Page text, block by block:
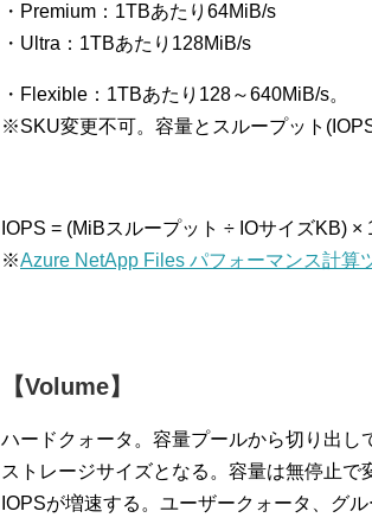
・Premium：1TBあたり64MiB/s
・Ultra：1TBあたり128MiB/s
・Flexible：1TBあたり128～640MiB/s。
※SKU変更不可。容量とスループット
IOPS = (MiBスループット ÷ IOサイズKB) ×
※Azure NetApp Files パフォーマンス計算
【Volume】
ハードクォータ。容量プールから切り出
ストレージサイズとなる。容量は無停止
IOPSが増速する。ユーザークォータ、グ